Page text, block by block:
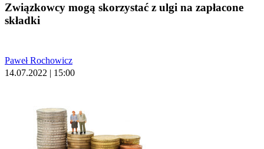
Związkowcy mogą skorzystać z ulgi na zapłacone
składki
Paweł Rochowicz
14.07.2022 | 15:00